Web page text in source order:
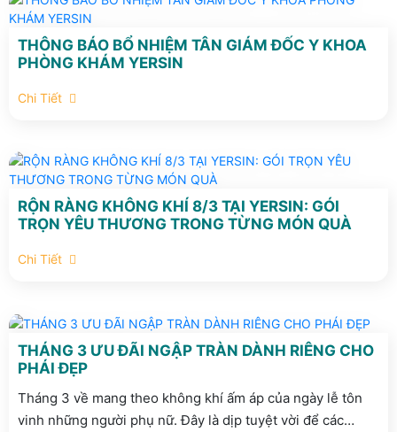
THÔNG BÁO BỔ NHIỆM TÂN GIÁM ĐỐC Y KHOA
PHÒNG KHÁM YERSIN
Chi Tiết
RỘN RÀNG KHÔNG KHÍ 8/3 TẠI YERSIN: GÓI
TRỌN YÊU THƯƠNG TRONG TỪNG MÓN QUÀ
Chi Tiết
THÁNG 3 ƯU ĐÃI NGẬP TRÀN DÀNH RIÊNG CHO
PHÁI ĐẸP
Tháng 3 về mang theo không khí ấm áp của ngày lễ tôn
vinh những người phụ nữ. Đây là dịp tuyệt vời để các